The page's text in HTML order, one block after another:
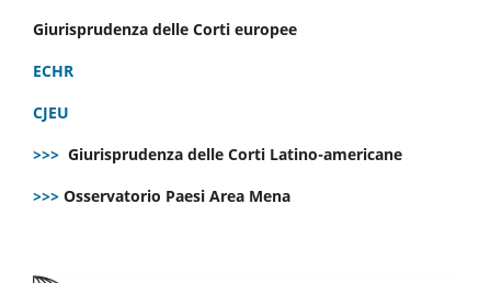
Giurisprudenza delle Corti europee
ECHR
CJEU
>>> Giurisprudenza delle Corti Latino-americane
>>> Osservatorio Paesi Area Mena